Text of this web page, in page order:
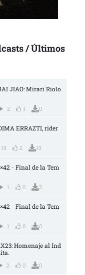
/ Últimos
JIAO: Mirari Riolo
2 1 0
ERRAZTI, rider
15 2 13
- Final de la Tem
1 0 2
- Final de la Tem
1 0 0
Homenaje al Ind
2 0 0